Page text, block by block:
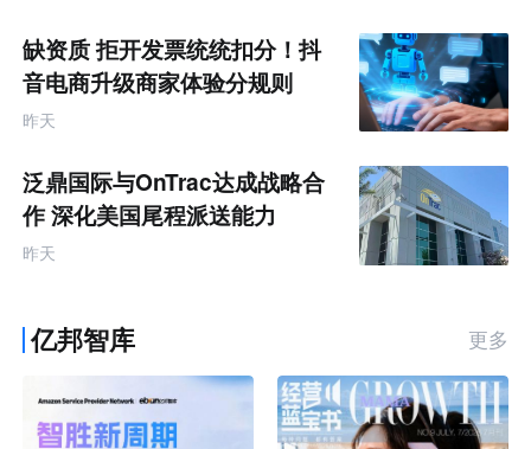
缺资质 拒开发票统统扣分！抖
音电商升级商家体验分规则
昨天
泛鼎国际与OnTrac达成战略合
作 深化美国尾程派送能力
昨天
亿邦智库 更多